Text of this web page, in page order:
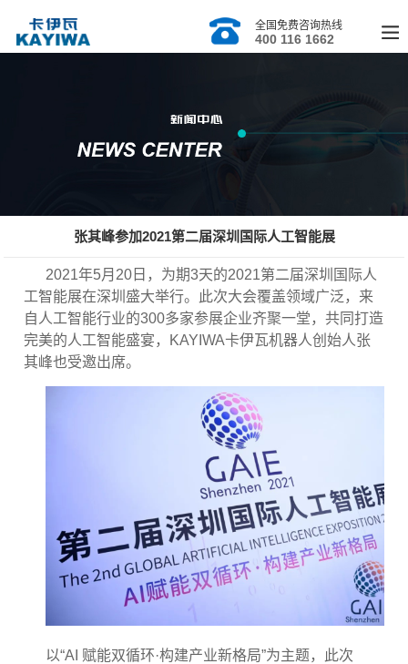
全国免费咨询热线
400 116 1662
张其峰参加2021第二届深圳国际人工智能展
2021年5月 20 日，为期3天的2021第二届深圳国际人
工智能展在深圳盛大举行。此次大会覆盖领域广泛，来
自人工智能行业的300多家参展企业齐聚一堂，共同打造
完美的人工智能盛宴， KAYIWA卡伊瓦机器人创始人张
其峰也受邀出席。
以“AI 赋能双循环·构建产业新格局”为主题，此次